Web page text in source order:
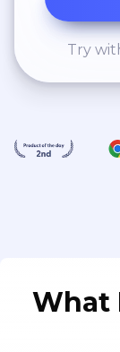
Try
What